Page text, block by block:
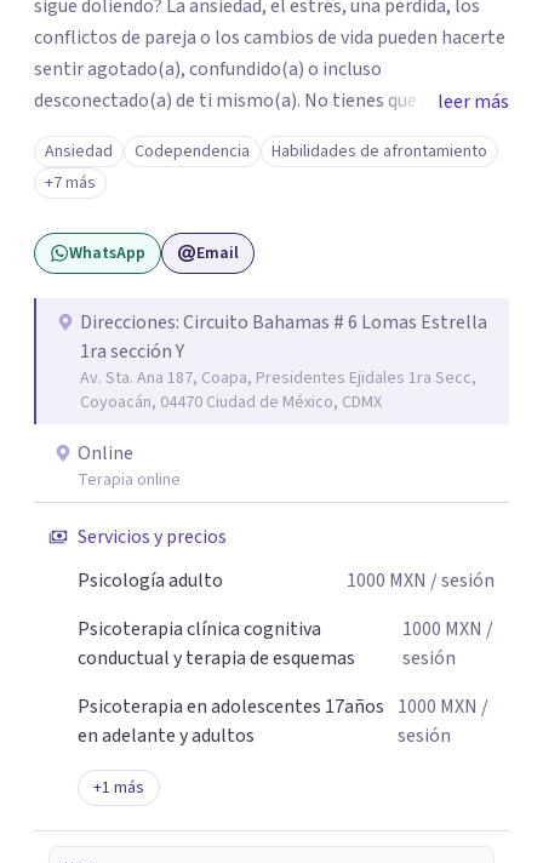
sigue doliendo? La ansiedad, el estrés, una pérdida, los
conflictos de pareja o los cambios de vida pueden hacerte
sentir agotado(a), confundido(a) o incluso
desconectado(a) de ti mismo(a). No tienes que enfrentar
este proceso en soledad. Te ofrezco un espacio seguro,
libre de juicios y basado en la empatía, el respeto y la
confidencialidad, donde juntos comprenderemos qué está
ocurriendo y trabajaremos con herramientas respaldadas
por la evidencia para ayudarte a recuperar tu bienestar.
parejas que desean superar la ansiedad, la depresión, el
estrés, los duelos, fortalecer su autoestima, establecer
límites saludables, mejorar sus relaciones y afrontar los
desafíos de la vida con mayor seguridad y equilibrio. Será
un privilegio acompañarte en este camino hacia una vida
con mayor bienestar y tranquilidad.
leer más
Ansiedad Codependencia
Habilidades de afrontamiento
+7 más
WhatsApp Email
Direcciones: Circuito Bahamas # 6 Lomas Estrella
1ra sección Y
Av. Sta. Ana 187, Coapa, Presidentes Ejidales 1ra Secc,
Coyoacán, 04470 Ciudad de México, CDMX
Online
Terapia online
Servicios y precios
Psicología adulto
1000 MXN / sesión
Psicoterapia clínica cognitiva
conductual y terapia de esquemas
1000 MXN /
sesión
Psicoterapia en adolescentes 17años
en adelante y adultos
1000 MXN /
sesión
+1 más